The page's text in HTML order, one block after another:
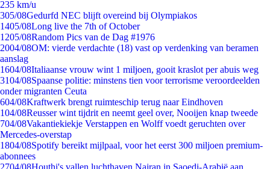
235 km/u
305/08Gedurfd NEC blijft overeind bij Olympiakos
1405/08Long live the 7th of October
1205/08Random Pics van de Dag #1976
2004/08OM: vierde verdachte (18) vast op verdenking van beramen
aanslag
1604/08Italiaanse vrouw wint 1 miljoen, gooit kraslot per abuis weg
3104/08Spaanse politie: minstens tien voor terrorisme veroordeelden
onder migranten Ceuta
604/08Kraftwerk brengt ruimteschip terug naar Eindhoven
104/08Reusser wint tijdrit en neemt geel over, Nooijen knap tweede
704/08Vakantiekiekje Verstappen en Wolff voedt geruchten over
Mercedes-overstap
1804/08Spotify bereikt mijlpaal, voor het eerst 300 miljoen premium-
abonnees
2704/08Houthi's vallen luchthaven Najran in Saoedi-Arabië aan